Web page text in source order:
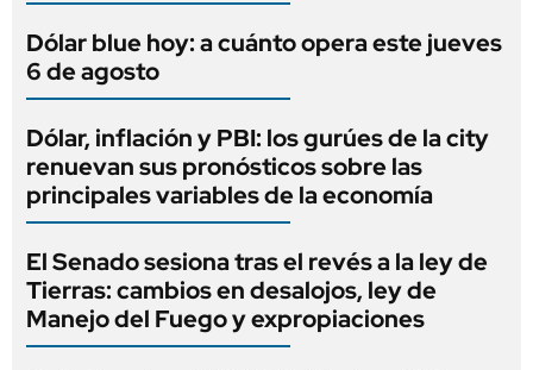
Dólar blue hoy: a cuánto opera este jueves
6 de agosto
Dólar, inflación y PBI: los gurúes de la city
renuevan sus pronósticos sobre las
principales variables de la economía
El Senado sesiona tras el revés a la ley de
Tierras: cambios en desalojos, ley de
Manejo del Fuego y expropiaciones